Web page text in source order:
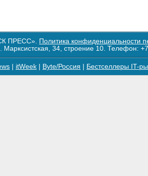
ПРЕСС». Политика конфиденциальности
Марксистская, 34, строение 10. Телефон:
itWeek Byte/Россия Бестселлеры IT-